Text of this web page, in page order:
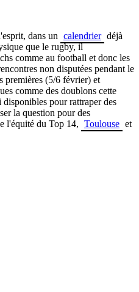
dans un calendrier déjà
que le rugby, il
comme au football et donc les
non disputées pendant le
premières (5/6 février) et
comme des doublons cette
pour rattraper des
la question pour des
l'équité du Top 14, Toulouse et